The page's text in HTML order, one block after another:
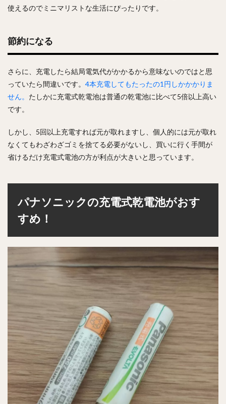
使えるのでミニマリストな生活にぴったりです。
節約になる
さらに、充電したら結局電気代がかかるから意味ないのではと思
っていたら間違いです。 4本充電してもたったの1円しかかかりま
せん。 たしかに充電式乾電池は普通の乾電池に比べて5倍以上高い
です。
しかし、5回以上充電すれば元が取れますし、個人的には元が取れ
なくてもわざわざゴミを捨てる必要がないし、買いに行く手間が
省けるだけ充電式電池の方が利点が大きいと思っています。
パナソニックの充電式乾電池がおす
すめ！